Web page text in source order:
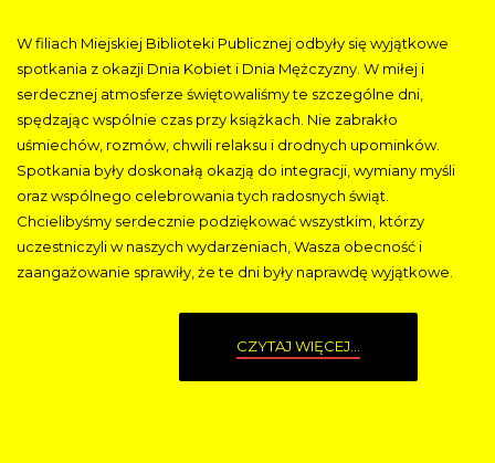
W filiach Miejskiej Biblioteki Publicznej odbyły się wyjątkowe
spotkania z okazji Dnia Kobiet i Dnia Mężczyzny. W miłej i
serdecznej atmosferze świętowaliśmy te szczególne dni,
spędzając wspólnie czas przy książkach. Nie zabrakło
uśmiechów, rozmów, chwili relaksu i drodnych upominków.
Spotkania były doskonałą okazją do integracji, wymiany myśli
oraz wspólnego celebrowania tych radosnych świąt.
Chcielibyśmy serdecznie podziękować wszystkim, którzy
uczestniczyli w naszych wydarzeniach, Wasza obecność i
zaangażowanie sprawiły, że te dni były naprawdę wyjątkowe.
CZYTAJ WIĘCEJ...